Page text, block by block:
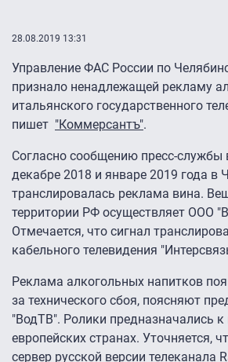
28.08.2019 13:31
Управление ФАС России по
признало ненадлежащей рекламу
итальянского государственного
пишет "Коммерсантъ".
Согласно сообщению пресс-службы
декабре 2018 и январе 2019 года в
транслировалась реклама вина.
территории РФ осуществляет ООО
Отмечается, что сигнал
кабельного телевидения
Реклама алкогольных напитков
за технического сбоя, поясняют
"ВодТВ". Ролики предназначались к
европейских странах. Уточняется,
сервер русской версии телеканала